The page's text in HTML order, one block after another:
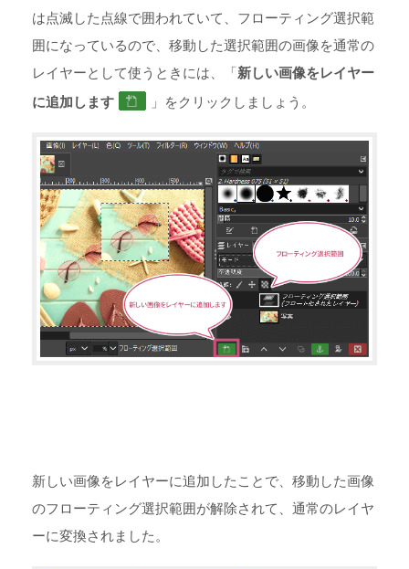
は点滅した点線で囲われていて、フローティング選択範
囲になっているので、移動した選択範囲の画像を通常の
レイヤーとして使うときには、「新しい画像をレイヤー
に追加します
」をクリックしましょう。
新しい画像をレイヤーに追加したことで、移動した画像
のフローティング選択範囲が解除されて、通常のレイヤ
ーに変換されました。